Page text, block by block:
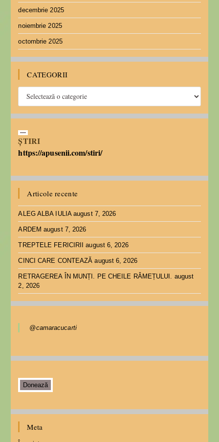
decembrie 2025
noiembrie 2025
octombrie 2025
CATEGORII
ȘTIRI
https://apusenii.com/stiri/
Articole recente
ALEG ALBA IULIA august 7, 2026
ARDEM august 7, 2026
TREPTELE FERICIRII august 6, 2026
CINCI CARE CONTEAZĂ august 6, 2026
RETRAGEREA ÎN MUNȚI. PE CHEILE RÂMEȚULUI.
august
2, 2026
@camaracucarti
Donează
Meta